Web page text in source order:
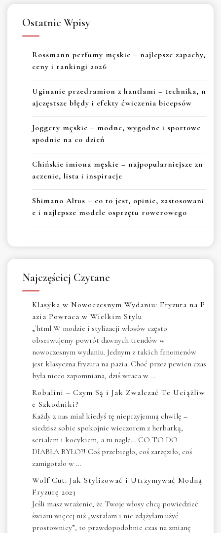
Ostatnie Wpisy
Rossmann perfumy męskie – najlepsze zapachy,
ceny i rankingi 2026
Uginanie przedramion z hantlami – technika, n
ajczęstsze błędy i efekty ćwiczenia bicepsów
Joggery męskie – modne, wygodne i sportowe
spodnie na co dzień
Chińskie imiona męskie – najpopularniejsze zn
aczenie, lista i inspiracje
Shimano Altus – co to jest, opinie, zastosowani
e i najlepsze modele osprzętu rowerowego
Najczęściej Czytane
Klasyka w Nowoczesnym Wydaniu: Fryzura na P
azia Powraca w Wielkim Stylu
„`html W modzie i stylizacji włosów często
obserwujemy powrót dawnych trendów w
nowoczesnym wydaniu. Jednym z takich fenomenów
jest klasyczna fryzura na pazia. Choć przez pewien czas
była nieco zapomniana, dziś wraca w …
Robalini – Czym Są i Jak Zwalczać Te Uciążliw
e Szkodniki?
Każdy z nas miał kiedyś tę nieprzyjemną chwilę –
siedzisz sobie spokojnie wieczorem z herbatką,
serialem i kocykiem, a tu nagle… CO TO DO
DIABŁA BYŁO?! Coś przebiegło, coś zarzęziło, coś
zamigotało w …
Wolf Cut: Jak Stylizować i Utrzymywać Modną
Fryzurę 2023
Jeśli masz wrażenie, że Twoje włosy chcą powiedzieć
światu więcej niż „wstałam i nie zdążyłam użyć
prostownicy”, to prawdopodobnie czas na zmianę